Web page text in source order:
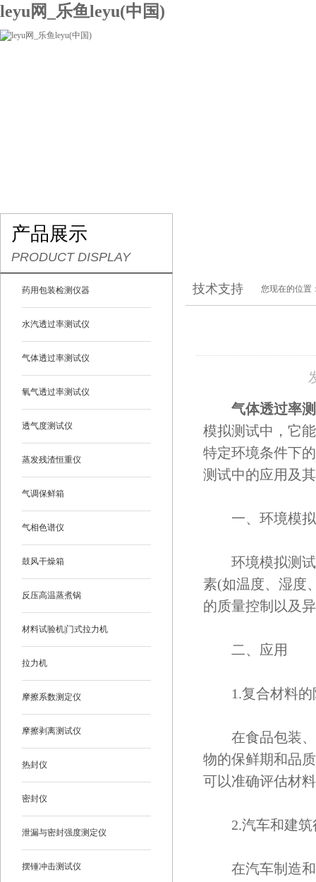
leyu网_乐鱼leyu(中国)
产品展示
PRODUCT DISPLAY
药用包装检测仪器
水汽透过率测试仪
气体透过率测试仪
氧气透过率测试仪
透气度测试仪
蒸发残渣恒重仪
气调保鲜箱
气相色谱仪
鼓风干燥箱
反压高温蒸煮锅
材料试验机|门式拉力机
拉力机
摩擦系数测定仪
摩擦剥离测试仪
热封仪
密封仪
泄漏与密封强度测定仪
摆锤冲击测试仪
技术支持 您现在的位置
气体透过率
模拟测试中，它
特定环境条件下
测试中的应用及
一、环境模拟
环境模拟测试
素(如温度、湿度
的质量控制以及
二、应用
1.复合材料的
在食品包装、
物的保鲜期和品
可以准确评估材
2.汽车和建筑
在汽车制造和